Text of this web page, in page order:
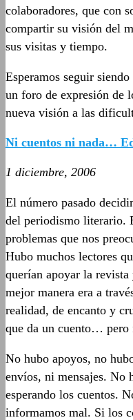
colaboradores, que con
compartir su visión del
sus visitas y tiempo.
Esperamos seguir
un foro de expresión de
nueva visión a las
Ni cuentos ni nada…
1 diciembre, 2006
El número pasado
del periodismo literario.
problemas que nos
Hubo muchos lectores
querían apoyar la
mejor manera era a
realidad, de encanto y
que da un cuento… pero
No hubo apoyos, no
envíos, ni mensajes. No
esperando los cuentos.
informamos mal. Si los